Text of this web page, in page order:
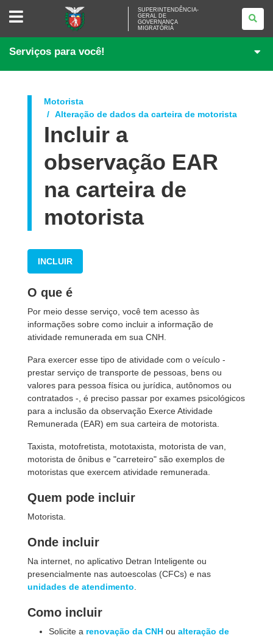
SUPERINTENDÊNCIA-
GOVERNANÇA
SUPERINTENDÊNCIA-
GERAL DE
GOVERNANÇA
MIGRATÓRIA
Serviços para você!
Motorista
Alteração de dados da carteira de motorista
Incluir a
observação EAR
na carteira de
motorista
INCLUIR
O que é
Por meio desse serviço, você tem acesso às
informações sobre como incluir a informação de
atividade remunerada em sua CNH.
Para exercer esse tipo de atividade com o veículo -
prestar serviço de transporte de pessoas, bens ou
valores para pessoa física ou jurídica, autônomos ou
contratados -, é preciso passar por exames psicológicos
para a inclusão da observação Exerce Atividade
Remunerada (EAR) em sua carteira de motorista.
Taxista, motofretista, mototaxista, motorista de van,
motorista de ônibus e "carreteiro" são exemplos de
motoristas que exercem atividade remunerada.
Quem pode incluir
Motorista.
Onde incluir
Na internet, no aplicativo Detran Inteligente ou
presencialmente nas autoescolas (CFCs) e nas
unidades de atendimento
Como incluir
Solicite a renovação da CNH ou alteração de